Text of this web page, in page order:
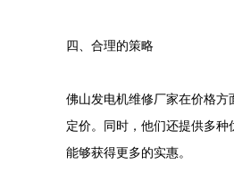
四、合理的策略
佛山发电机维修厂家在价格
定价。同时，他们还提供多
能够获得更多的实惠。